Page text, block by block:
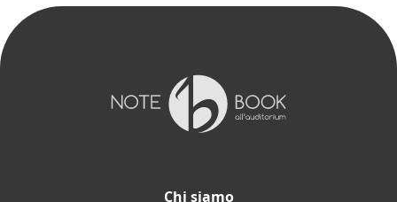
Chi siamo